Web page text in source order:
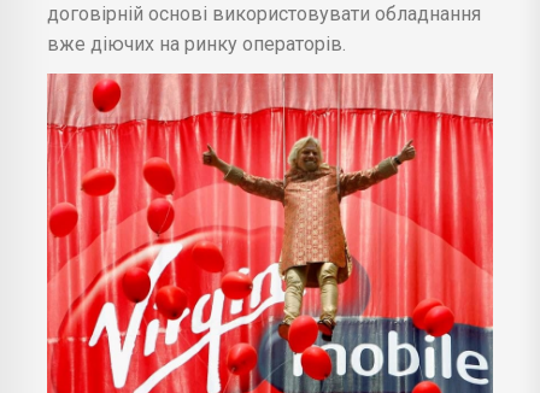
договірній основі використовувати обладнання
вже діючих на ринку операторів.